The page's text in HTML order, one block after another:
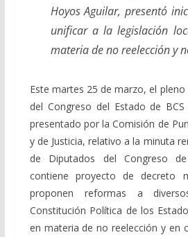
Hoyos Aguilar, presentó
unificar a la legislación
materia de no reelección y
Este martes 25 de marzo, el pleno
del Congreso del Estado de
presentado por la Comisión de
y de Justicia, relativo a la minuta
de Diputados del Congreso
contiene proyecto de decreto
proponen reformas a
Constitución Política de los
en materia de no reelección y en